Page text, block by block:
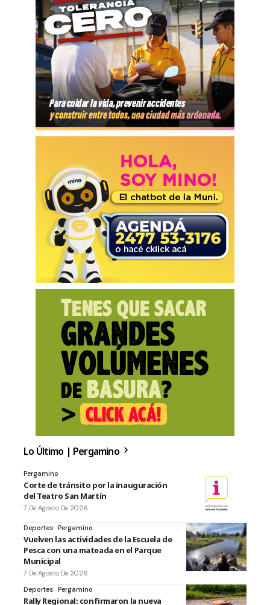
Lo Último | Pergamino
Pergamino
Corte de tránsito por la inauguración
del Teatro San Martín
7 De Agosto De 2026
Deportes Pergamino
Vuelven las actividades de la Escuela de
Pesca con una mateada en el Parque
Municipal
7 De Agosto De 2026
Deportes Pergamino
Rally Regional: confirmaron la nueva